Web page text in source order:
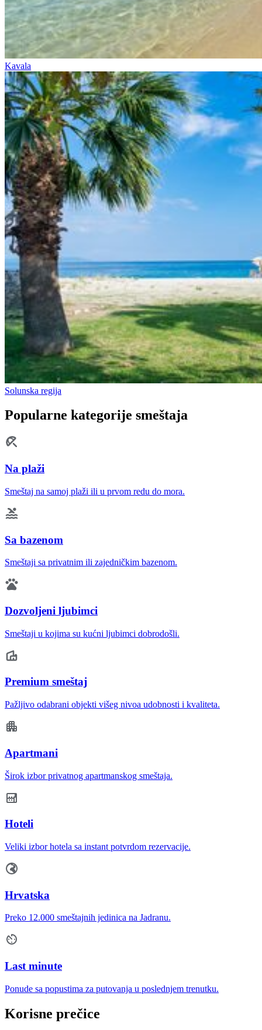
Kavala
Solunska regija
Popularne kategorije smeštaja
Na plaži
Smeštaj na samoj plaži ili u prvom redu do mora.
Sa bazenom
Smeštaji sa privatnim ili zajedničkim bazenom.
Dozvoljeni ljubimci
Smeštaji u kojima su kućni ljubimci dobrodošli.
Premium smeštaj
Pažljivo odabrani objekti višeg nivoa udobnosti i kvaliteta.
Apartmani
Širok izbor privatnog apartmanskog smeštaja.
Hoteli
Veliki izbor hotela sa instant potvrdom rezervacije.
Hrvatska
Preko 12.000 smeštajnih jedinica na Jadranu.
Last minute
Ponude sa popustima za putovanja u poslednjem trenutku.
Korisne prečice